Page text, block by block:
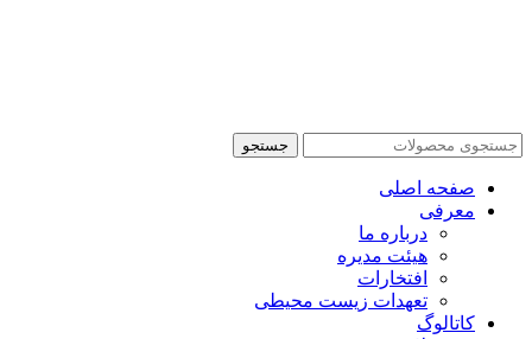
جستجو
صفحه اصلی
معرفی
درباره ما
هیئت مدیره
افتخارات
تعهدات زیست محیطی
کاتالوگ